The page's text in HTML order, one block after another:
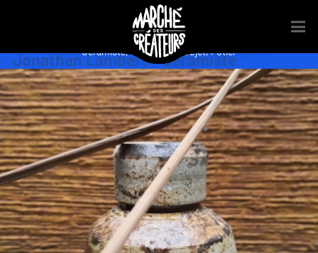
Jonathan Lambert – Céramiste
Céramiste, Décoration, Objet,Potier